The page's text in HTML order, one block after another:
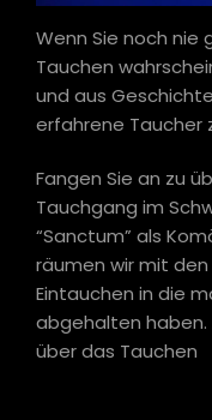
Wenn Sie noch nie
Tauchen
und aus
erfahrene Taucher
Fangen Sie an zu
Tauchgang im
“Sanctum” als
räumen wir mit
Eintauchen in die
abgehalten haben.
über das Tauchen